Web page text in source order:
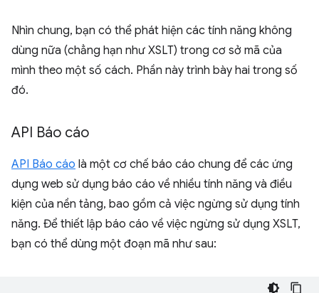
Nhìn chung, bạn có thể phát hiện các tính năng không
dùng nữa (chẳng hạn như XSLT) trong cơ sở mã của
mình theo một số cách. Phần này trình bày hai trong số
đó.
API Báo cáo
API Báo cáo là một cơ chế báo cáo chung để các ứng
dụng web sử dụng báo cáo về nhiều tính năng và điều
kiện của nền tảng, bao gồm cả việc ngừng sử dụng tính
năng. Để thiết lập báo cáo về việc ngừng sử dụng XSLT,
bạn có thể dùng một đoạn mã như sau: